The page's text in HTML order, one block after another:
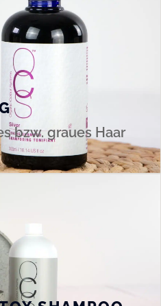
bzw. graues Haar